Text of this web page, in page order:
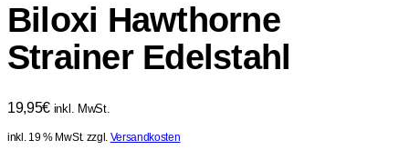
Biloxi Hawthorne
Strainer Edelstahl
19,95€ inkl. MwSt.
inkl. 19 % MwSt. zzgl. Versandkosten